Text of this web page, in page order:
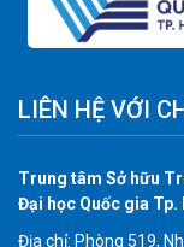
LIÊN HỆ VỚI
Trung tâm Sở hữu
Đại học Quốc gia Tp.
Địa chỉ: Phòng 519,